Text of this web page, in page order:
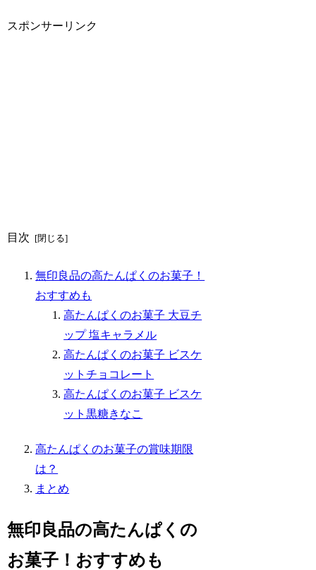
スポンサーリンク
目次
無印良品の高たんぱくのお菓子！
おすすめも
高たんぱくのお菓子 大豆チ
ップ 塩キャラメル
高たんぱくのお菓子 ビスケ
ットチョコレート
高たんぱくのお菓子 ビスケ
ット黒糖きなこ
高たんぱくのお菓子の賞味期限
は？
まとめ
無印良品の高たんぱくの
お菓子！おすすめも